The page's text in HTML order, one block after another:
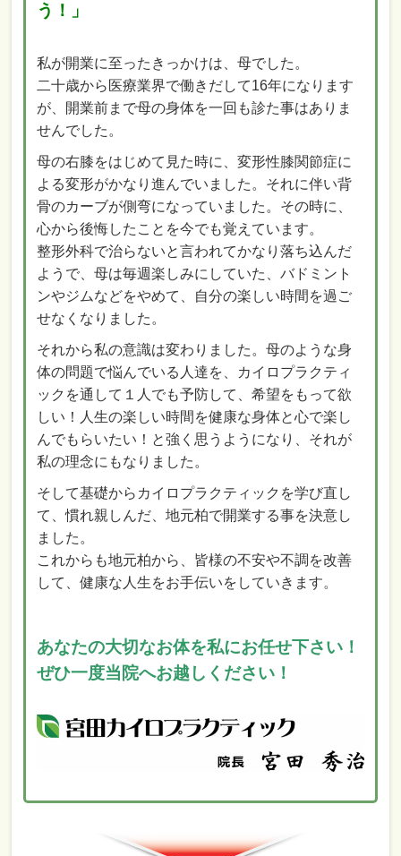
う！」
私が開業に至ったきっかけは、母でした。
二十歳から医療業界で働きだして16年になります
が、開業前まで母の身体を一回も診た事はありま
せんでした。
母の右膝をはじめて見た時に、変形性膝関節症に
よる変形がかなり進んでいました。それに伴い背
骨のカーブが側弯になっていました。その時に、
心から後悔したことを今でも覚えています。
整形外科で治らないと言われてかなり落ち込んだ
ようで、母は毎週楽しみにしていた、バドミント
ンやジムなどをやめて、自分の楽しい時間を過ご
せなくなりました。
それから私の意識は変わりました。母のような身
体の問題で悩んでいる人達を、カイロプラクティ
ックを通して１人でも予防して、希望をもって欲
しい！人生の楽しい時間を健康な身体と心で楽し
んでもらいたい！と強く思うようになり、それが
私の理念にもなりました。
そして基礎からカイロプラクティックを学び直し
て、慣れ親しんだ、地元柏で開業する事を決意し
ました。
これからも地元柏から、皆様の不安や不調を改善
して、健康な人生をお手伝いをしていきます。
あなたの大切なお体を私にお任せ下さい！
ぜひ一度当院へお越しください！